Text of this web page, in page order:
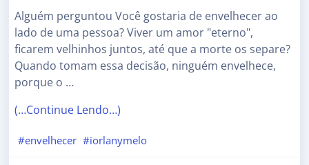
Alguém perguntou Você gostaria de envelhecer ao
lado de uma pessoa? Viver um amor "eterno",
ficarem velhinhos juntos, até que a morte os separe?
Quando tomam essa decisão, ninguém envelhece,
porque o …
(…Continue Lendo…)
#envelhecer #iorlanymelo